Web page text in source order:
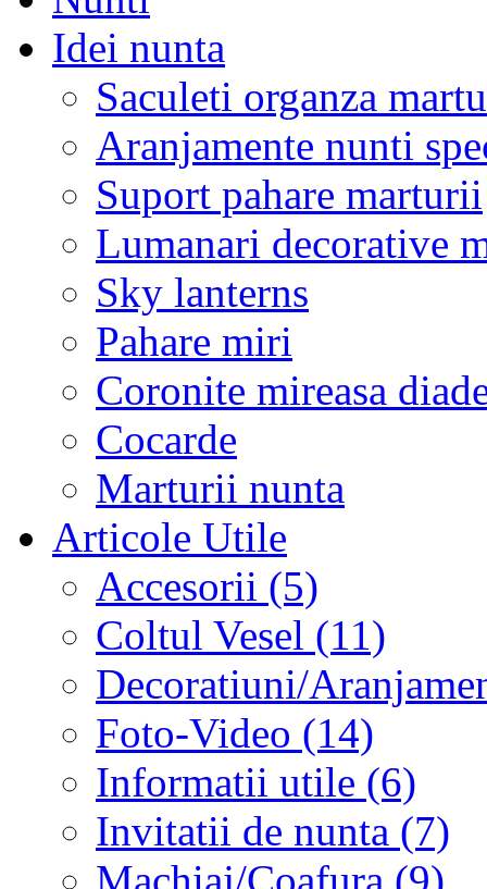
Idei nunta
Saculeti organza
Aranjamente nunti
Suport pahare marturii
Lumanari decorative
Sky lanterns
Pahare miri
Coronite mireasa
Cocarde
Marturii nunta
Articole Utile
Accesorii (5)
Coltul Vesel (11)
Decoratiuni/
Foto-Video (14)
Informatii utile (6)
Invitatii de nunta (7)
Machiaj/Coafura (9)